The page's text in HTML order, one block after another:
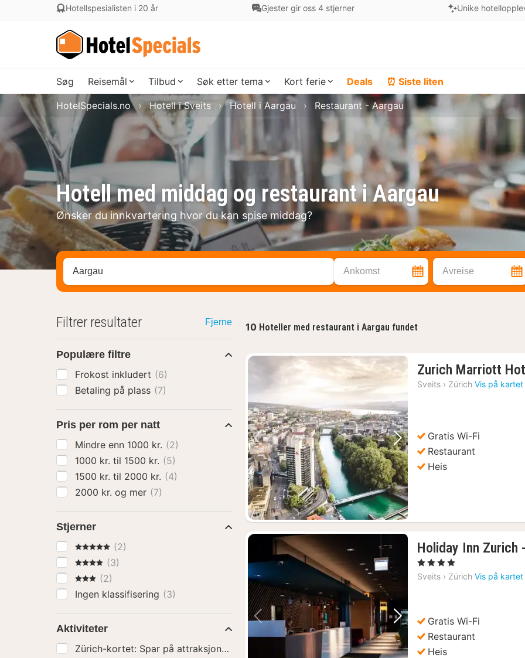
Hotellspesialisten i 20 år Gjester gir oss 4 stjerner Unike
Søg Reisemål Tilbud Søk etter tema Kort ferie Deals ⏰ Siste liten
Hotell med middag og restaurant i Aargau
Ønsker du innkvartering hvor du kan spise middag?
HotelSpecials.no Hotell i Sveits Hotell i Aargau Restaurant - Aargau
Søk hotell, region eller by Ankomst Avreise
10 Hoteller med restaurant i Aargau fundet
Forrige bilde Neste bilde
Zurich Marriott
Sveits › Zürich Vis på kartet
Gratis Wi-Fi
Restaurant
Heis
Forrige bilde Neste bilde
Holiday Inn Zurich
, 4 Stjerner
Sveits › Zürich Vis på kartet
Gratis Wi-Fi
Restaurant
Heis
Filtrer resultater Fjerne
Populære filtre
Frokost inkludert (6)
Betaling på plass (7)
Pris per rom per natt
Mindre enn 1000 kr. (2)
1000 kr. til 1500 kr. (5)
1500 kr. til 2000 kr. (4)
2000 kr. og mer (7)
Stjerner
5 Stjerner(2)
4 Stjerner
(3)
3 Stjerner
(2)
Ingen klassifisering (3)
Aktiviteter
Zürich-kortet: Spar på attraksjoner, transport og bespisning(3)